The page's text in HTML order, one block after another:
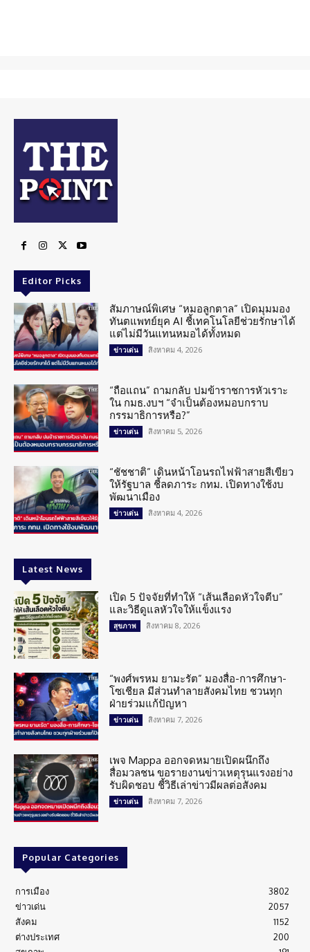
Editor Picks
สัมภาษณ์พิเศษ “หมอลูกตาล” เปิดมุมมอง
ทันตแพทย์ยุค AI ชี้เทคโนโลยีช่วยรักษาได้
แต่ไม่มีวันแทนหมอได้ทั้งหมด
ข่าวเด่น สิงหาคม 4, 2026
“ถือแถน” ถามกลับ ปมข้าราชการหัวเราะ
ใน กมธ.งบฯ “จำเป็นต้องหมอบกราบ
กรรมาธิการหรือ?”
ข่าวเด่น สิงหาคม 5, 2026
“ชัชชาติ” เดินหน้าโอนรถไฟฟ้าสายสีเขียว
ให้รัฐบาล ชี้ลดภาระ กทม. เปิดทางใช้งบ
พัฒนาเมือง
ข่าวเด่น สิงหาคม 4, 2026
Latest News
เปิด 5 ปัจจัยที่ทำให้ “เส้นเลือดหัวใจตีบ”
และวิธีดูแลหัวใจให้แข็งแรง
สุขภาพ สิงหาคม 8, 2026
“พงศ์พรหม ยามะรัต” มองสื่อ-การศึกษา-
โซเชียล มีส่วนทำลายสังคมไทย ชวนทุก
ฝ่ายร่วมแก้ปัญหา
ข่าวเด่น สิงหาคม 7, 2026
เพจ Mappa ออกจดหมายเปิดผนึกถึง
สื่อมวลชน ขอรายงานข่าวเหตุรุนแรงอย่าง
รับผิดชอบ ชี้วิธีเล่าข่าวมีผลต่อสังคม
ข่าวเด่น สิงหาคม 7, 2026
Popular Categories
การเมือง
3802
ข่าวเด่น
2057
สังคม
1152
ต่างประเทศ
200